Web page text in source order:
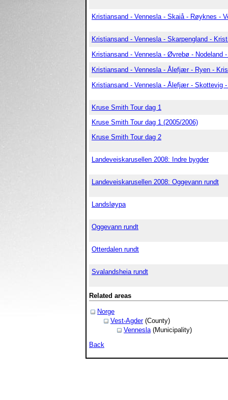
Kristiansand - Vennesla - Skaiå - Røyknes -
Kristiansand - Vennesla - Skarpengland -
Kristiansand - Vennesla - Øvrebø - Nodeland
Kristiansand - Vennesla - Ålefjær - Ryen -
Kristiansand - Vennesla - Ålefjær - Skottevig
Kruse Smith Tour dag 1
Kruse Smith Tour dag 1 (2005/2006)
Kruse Smith Tour dag 2
Landeveiskarusellen 2008: Indre bygder
Landeveiskarusellen 2008: Oggevann rundt
Landsløypa
Oggevann rundt
Otterdalen rundt
Svalandsheia rundt
Related areas
Norge
Vest-Agder(County)
Vennesla(Municipality)
Back